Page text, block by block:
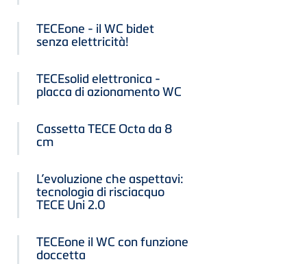
TECEone - il WC bidet
senza elettricità!
TECEsolid elettronica -
placca di azionamento WC
Cassetta TECE Octa da 8
cm
L’evoluzione che aspettavi:
tecnologia di risciacquo
TECE Uni 2.0
TECEone il WC con funzione
doccetta